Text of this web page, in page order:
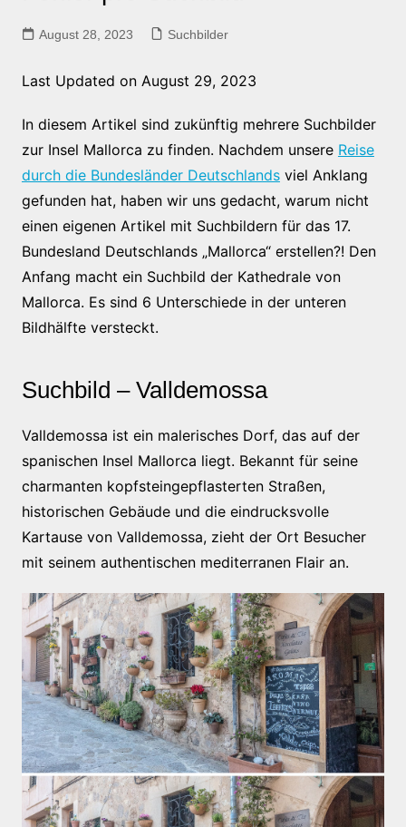
August 28, 2023 Suchbilder
Last Updated on August 29, 2023
In diesem Artikel sind zukünftig mehrere Suchbilder
zur Insel Mallorca zu finden. Nachdem unsere Reise
durch die Bundesländer Deutschlandsviel Anklang
gefunden hat, haben wir uns gedacht, warum nicht
einen eigenen Artikel mit Suchbildern für das 17.
Bundesland Deutschlands „Mallorca“ erstellen?! Den
Anfang macht ein Suchbild der Kathedrale von
Mallorca. Es sind 6 Unterschiede in der unteren
Bildhälfte versteckt.
Suchbild – Valldemossa
Valldemossa ist ein malerisches Dorf, das auf der
spanischen Insel Mallorca liegt. Bekannt für seine
charmanten kopfsteingepflasterten Straßen,
historischen Gebäude und die eindrucksvolle
Kartause von Valldemossa, zieht der Ort Besucher
mit seinem authentischen mediterranen Flair an.